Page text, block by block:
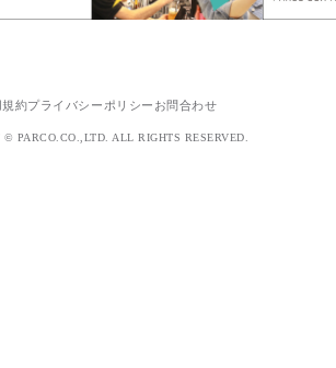
規約プライバシーポリシー お問合わせ
© PARCO.CO.,LTD. ALL RIGHTS RESERVED.